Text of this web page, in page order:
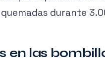
durante
en las